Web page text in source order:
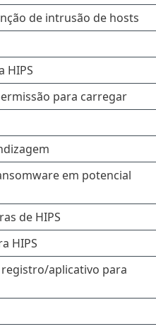
de intrusão de hosts
HIPS
para carregar
em potencial
de HIPS
HIPS
aplicativo para